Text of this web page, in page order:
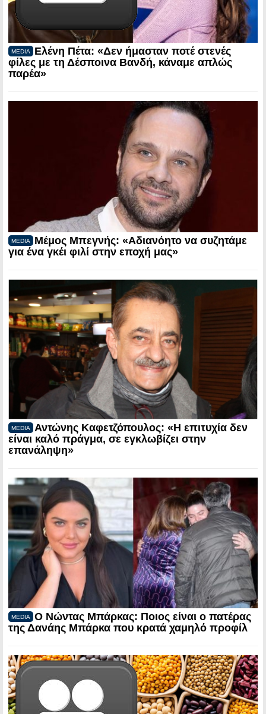
MEDIA
Ελένη Πέτα: «Δεν ήμασταν ποτέ στενές
φίλες με τη Δέσποινα Βανδή, κάναμε απλώς
παρέα»
MEDIA
Μέμος Μπεγνής: «Αδιανόητο να συζητάμε
για ένα γκέι φιλί στην εποχή μας»
MEDIA
Αντώνης Καφετζόπουλος: «Η επιτυχία δεν
είναι καλό πράγμα, σε εγκλωβίζει στην
επανάληψη»
MEDIA
Ο Νώντας Μπάρκας: Ποιος είναι ο πατέρας
της Δανάης Μπάρκα που κρατά χαμηλό προφίλ